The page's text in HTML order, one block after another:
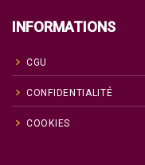
INFORMATIONS
CGU
CONFIDENTIALITÉ
COOKIES